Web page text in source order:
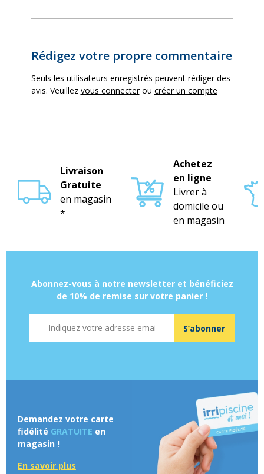
Rédigez votre propre commentaire
Seuls les utilisateurs enregistrés peuvent rédiger des
avis. Veuillez vous connecterou créer un compte
Livraison
Gratuite
en magasin
*
Achetez
en ligne
Livrer à
domicile ou
en magasin
Abonnez-vous à notre newsletter et bénéficiez
de 10% de remise sur votre panier !
S’abonner
Demandez votre carte
fidélité GRATUITE en
magasin !
En savoir plus